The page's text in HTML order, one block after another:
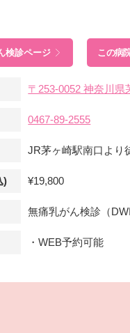
検診ページ この病
〒253-0052 神奈川県
0467-89-2555
JR茅ヶ崎駅南口より
) ¥19,800
無痛乳がん検診（
・WEB予約可能